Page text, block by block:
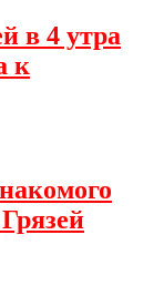
в 4 утра
к